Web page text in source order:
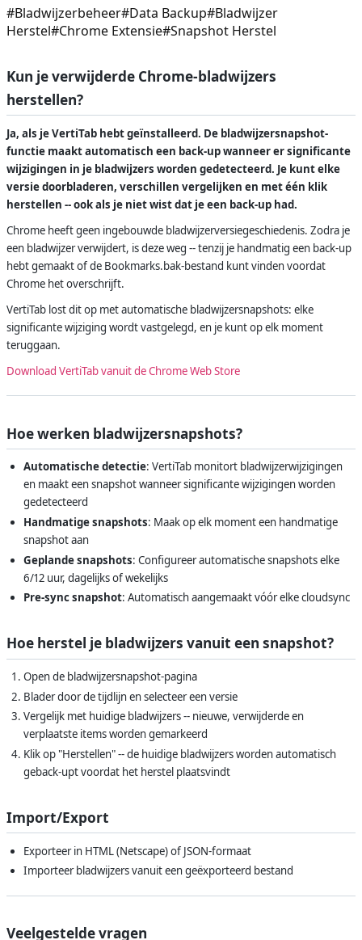
#Bladwijzerbeheer#Data Backup#Bladwijzer
Herstel#Chrome Extensie#Snapshot Herstel
Kun je verwijderde Chrome-bladwijzers
herstellen?
Ja, als je VertiTab hebt geïnstalleerd. De bladwijzersnapshot-
functie maakt automatisch een back-up wanneer er significante
wijzigingen in je bladwijzers worden gedetecteerd. Je kunt elke
versie doorbladeren, verschillen vergelijken en met één klik
herstellen -- ook als je niet wist dat je een back-up had.
Chrome heeft geen ingebouwde bladwijzerversiegeschiedenis. Zodra je
een bladwijzer verwijdert, is deze weg -- tenzij je handmatig een back-up
hebt gemaakt of de Bookmarks.bak-bestand kunt vinden voordat
Chrome het overschrijft.
VertiTab lost dit op met automatische bladwijzersnapshots: elke
significante wijziging wordt vastgelegd, en je kunt op elk moment
teruggaan.
Download VertiTab vanuit de Chrome Web Store
Hoe werken bladwijzersnapshots?
Automatische detectie: VertiTab monitort bladwijzerwijzigingen
en maakt een snapshot wanneer significante wijzigingen worden
gedetecteerd
Handmatige snapshots: Maak op elk moment een handmatige
snapshot aan
Geplande snapshots: Configureer automatische snapshots elke
6/12 uur, dagelijks of wekelijks
Pre-sync snapshot: Automatisch aangemaakt vóór elke cloudsync
Hoe herstel je bladwijzers vanuit een snapshot?
Open de bladwijzersnapshot-pagina
Blader door de tijdlijn en selecteer een versie
Vergelijk met huidige bladwijzers -- nieuwe, verwijderde en
verplaatste items worden gemarkeerd
Klik op "Herstellen" -- de huidige bladwijzers worden automatisch
geback-upt voordat het herstel plaatsvindt
Import/Export
Exporteer in HTML (Netscape) of JSON-formaat
Importeer bladwijzers vanuit een geëxporteerd bestand
Veelgestelde vragen